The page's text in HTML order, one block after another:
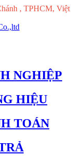
, TPHCM, Việt
NGHIỆP
HIỆU
TOÁN